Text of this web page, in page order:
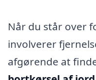
Når du står over
involverer
afgørende at